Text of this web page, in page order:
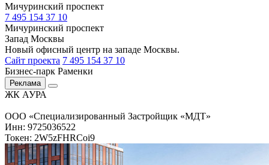
Мичуринский проспект
7 495 154 37 10
Мичуринский проспект
Запад Москвы
Новый офисный центр на западе Москвы.
Сайт проекта 7 495 154 37 10
Бизнес-парк Раменки
Реклама
ЖК АУРА
ООО «Специализированный Застройщик «МДТ»
Инн: 9725036522
Токен: 2W5zFHRCoi9